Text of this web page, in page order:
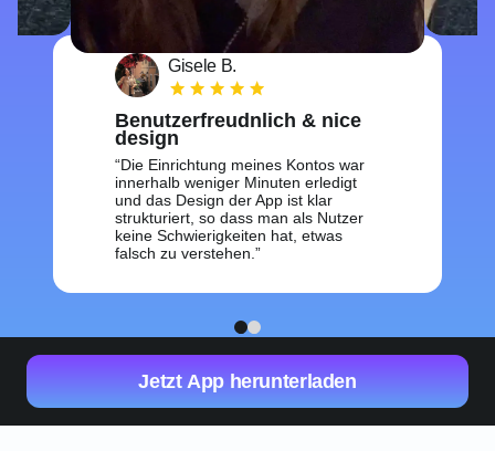
Gisele B.
Benutzerfreudnlich & nice
design
Die Einrichtung meines Kontos war
innerhalb weniger Minuten erledigt
und das Design der App ist klar
strukturiert, so dass man als Nutzer
keine Schwierigkeiten hat, etwas
falsch zu verstehen.
1 2
Jetzt App herunterladen